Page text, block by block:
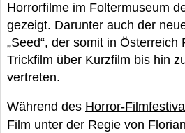
Horrorfilme im Foltermuseum
gezeigt. Darunter auch der
„Seed“, der somit in Österreich
Trickfilm über Kurzfilm bis hin
vertreten.
Während des Horror-
Film unter der Regie von